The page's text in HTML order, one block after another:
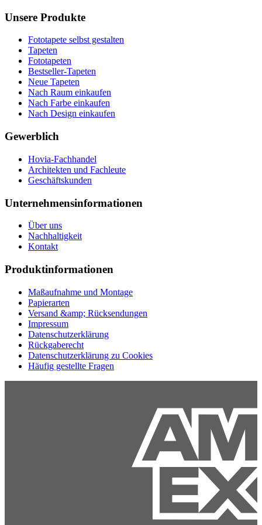
Unsere Produkte
Fototapete selbst gestalten
Tapeten
Fototapeten
Bestseller-Tapeten
Neue Tapeten
Nach Raum einkaufen
Nach Farbe einkaufen
Nach Design einkaufen
Gewerblich
Hovia-Fachhandel
Architekten und Fachleute
Geschäftskunden
Unternehmensinformationen
Über uns
Nachhaltigkeit
Kontakt
Produktinformationen
Maßaufnahme und Montage
Papierarten
Versand &amp; Rücksendungen
Impressum
Datenschutzerklärung
Rückgaberecht
Datenschutzerklärung zu Cookies
Häufig gestellte Fragen